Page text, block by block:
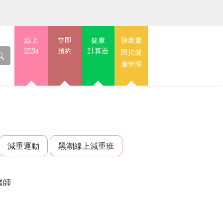
線上
諮詢
立即
預約
健康
計算器
胰島素
阻抗健
康管理
減重運動 黑潮線上減重班
師